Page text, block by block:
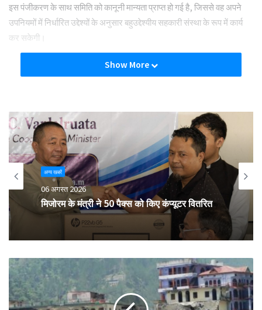
इस पंजीकरण के साथ समिति को कानूनी मान्यता प्राप्त हो गई है, जिससे वह अपने
उपनियमों में निर्धारित उद्देश्यों के अनुसार बहुउद्देश्यीय सहकारी संस्था के रूप में कार्य
कर सकेगी।
cooperative society
Show More
अन्य खबरें
06 अगस्त 2026
मिजोरम के मंत्री ने 50 पैक्स को किए कंप्यूटर वितरित